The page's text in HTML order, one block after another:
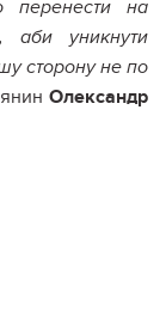
перенести на
аби уникнути
сторону не по
Олександр